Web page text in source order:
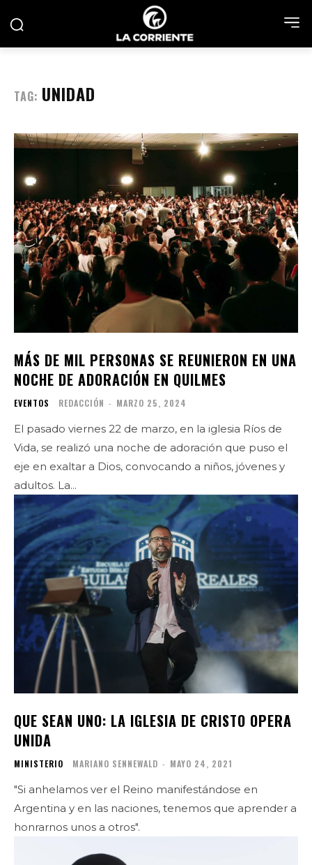
TAG: UNIDAD
MÁS DE MIL PERSONAS SE REUNIERON EN UNA
NOCHE DE ADORACIÓN EN QUILMES
EVENTOS REDACCIÓN - MARZO 25, 2024
El pasado viernes 22 de marzo, en la iglesia Ríos de
Vida, se realizó una noche de adoración que puso el
eje en exaltar a Dios, convocando a niños, jóvenes y
adultos. La...
QUE SEAN UNO: LA IGLESIA DE CRISTO OPERA
UNIDA
MINISTERIO MARIANO SENNEWALD - MAYO 24, 2021
"Si anhelamos ver el Reino manifestándose en
Argentina y en las naciones, tenemos que aprender a
honrarnos unos a otros".